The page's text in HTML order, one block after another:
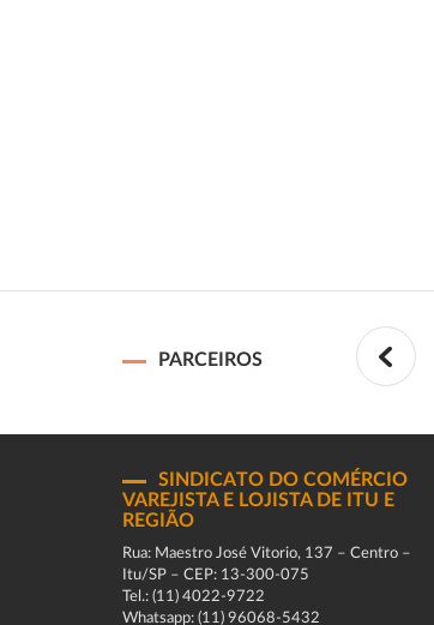
PARCEIROS
SINDICATO DO COMÉRCIO
VAREJISTA E LOJISTA DE ITU E
REGIÃO
Rua: Maestro José Vitorio, 137 – Centro –
Itu/SP – CEP: 13-300-075
Tel.: (11) 4022-9722
Whatsapp: (11) 96068-5432